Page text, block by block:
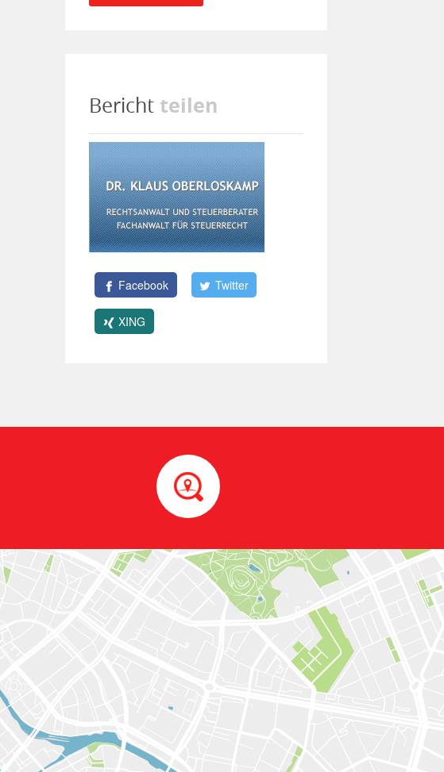
Bericht teilen
Facebook Twitter
XING